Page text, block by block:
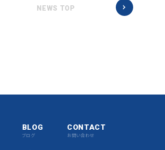
NEWS TOP
BLOG
ブログ
CONTACT
お問い合わせ